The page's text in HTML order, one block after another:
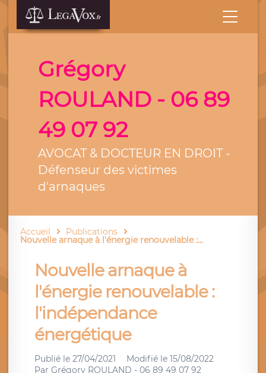
Grégory
ROULAND - 06 89
49 07 92
AVOCAT & DOCTEUR EN DROIT -
Défenseur des victimes
d'arnaques
Accueil Publications
Nouvelle arnaque à l'énergie renouvelable :...
Nouvelle arnaque à
l'énergie renouvelable :
l'indépendance
énergétique
Publié le 27/04/2021 Modifié le 15/08/2022
Par Grégory ROULAND - 06 89 49 07 92